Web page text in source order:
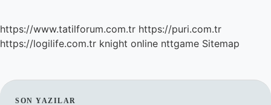
https://www.tatilforum.com.tr https://puri.com.tr
https://logilife.com.tr knight online nttgame Sitemap
SON YAZILAR